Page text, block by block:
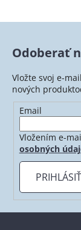
Odoberať
Vložte svoj e-
nových
Email
Vložením e-
osobných
Z